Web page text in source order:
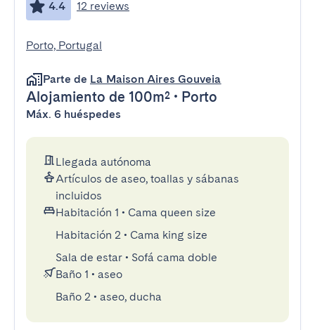
4.4 12 reviews
Porto, Portugal
Parte de La Maison Aires Gouveia
Alojamiento de 100m² • Porto
Máx. 6 huéspedes
Llegada autónoma
Artículos de aseo, toallas y sábanas
incluidos
Habitación 1 • Cama queen size
Habitación 2 • Cama king size
Sala de estar • Sofá cama doble
Baño 1 • aseo
Baño 2 • aseo, ducha